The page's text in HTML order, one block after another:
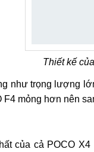
Thiết kế
như trọng lượng
mỏng hơn nên
của cả POCO